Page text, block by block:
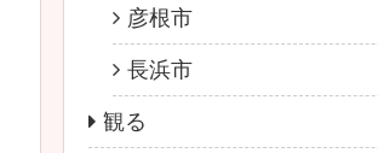
彦根市
長浜市
観る